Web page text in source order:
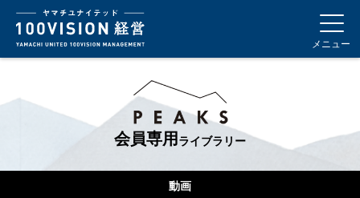
メニュー
会員専用 ライブラリー
動画